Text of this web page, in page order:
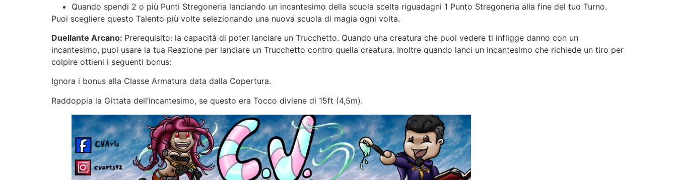
Quando spendi 2 o più Punti Stregoneria lanciando un incantesimo della scuola scelta riguadagni 1 Punto Stregoneria alla fine del tuo Turno.
Puoi scegliere questo Talento più volte selezionando una nuova scuola di magia ogni volta.
Duellante Arcano: Prerequisito: la capacità di poter lanciare un Trucchetto. Quando una creatura che puoi vedere ti infligge danno con un
incantesimo, puoi usare la tua Reazione per lanciare un Trucchetto contro quella creatura. Inoltre quando lanci un incantesimo che richiede un tiro per
colpire ottieni i seguenti bonus:
Ignora i bonus alla Classe Armatura data dalla Copertura.
Raddoppia la Gittata dell’incantesimo, se questo era Tocco diviene di 15ft (4,5m).